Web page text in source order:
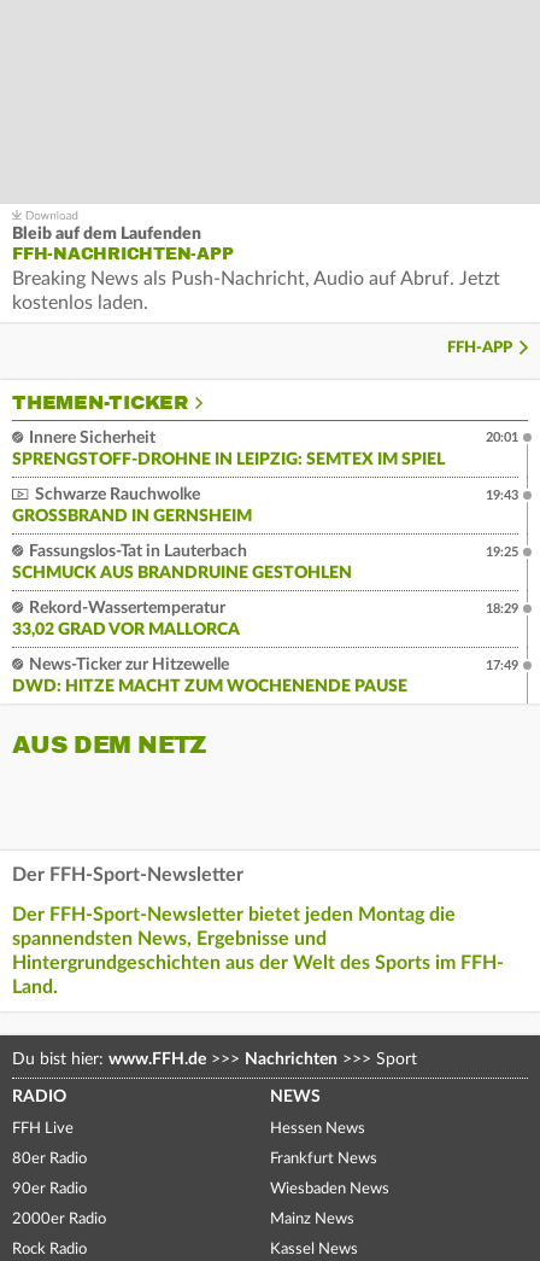
Bleib auf dem Laufenden
FFH-NACHRICHTEN-APP
Breaking News als Push-Nachricht, Audio auf Abruf. Jetzt
kostenlos laden.
FFH-APP
THEMEN-TICKER
Innere Sicherheit
SPRENGSTOFF-DROHNE IN LEIPZIG: SEMTEX IM SPIEL
20:01
Schwarze Rauchwolke
GROSSBRAND IN GERNSHEIM
19:43
Fassungslos-Tat in Lauterbach
SCHMUCK AUS BRANDRUINE GESTOHLEN
19:25
Rekord-Wassertemperatur
33,02 GRAD VOR MALLORCA
18:29
News-Ticker zur Hitzewelle
DWD: HITZE MACHT ZUM WOCHENENDE PAUSE
17:49
AUS DEM NETZ
Der FFH-Sport-Newsletter
Der FFH-Sport-Newsletter bietet jeden Montag die
spannendsten News, Ergebnisse und
Hintergrundgeschichten aus der Welt des Sports im FFH-
Land.
Du bist hier: www.FFH.de >>> Nachrichten >>> Sport
RADIO
FFH Live
80er Radio
90er Radio
2000er Radio
Rock Radio
NEWS
Hessen News
Frankfurt News
Wiesbaden News
Mainz News
Kassel News